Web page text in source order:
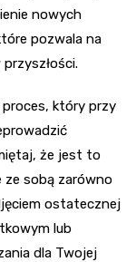
nowych
pozwala na
proces, który przy
że jest to
ze sobą zarówno
ostatecznej
lub
dla Twojej